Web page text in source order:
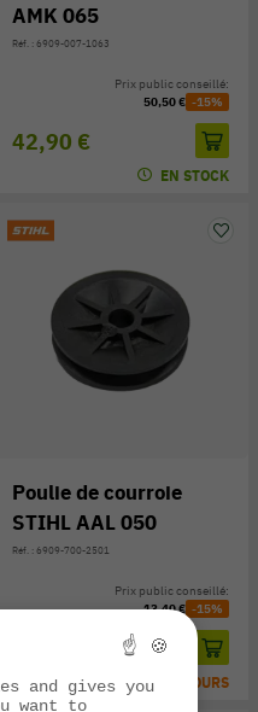
AMK 065
Réf. : 6909-007-1063
42,90 €
Prix public conseillé:
50,50 € -15%
EN STOCK
Poulie de courroie
STIHL AAL 050
Réf. : 6909-700-2501
Prix public conseillé:
13,40 € -15%
EXPÉ SOUS 3/7 JOURS
☝ 🍪
and gives you
want to